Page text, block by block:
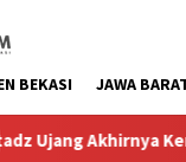
BEKASI JAWA
Kembali Melihat